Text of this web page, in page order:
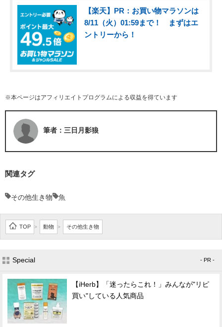
【楽天】PR：お買い物マラソンは
8/11（火）01:59まで！ まずはエ
ントリーから！
※本ページはアフィリエイトプログラムによる収益を得ています
筆者：三日月影狼
関連タグ
その他生き物 魚
TOP > 動物 > その他生き物
Special - PR -
【iHerb】「迷ったらこれ！」みんなが"リピ
買い"している人気商品